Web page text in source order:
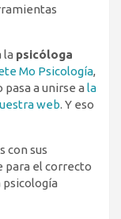
la psicóloga
Mo Psicología,
a unirse a la
web. Y eso
con sus
para el correcto